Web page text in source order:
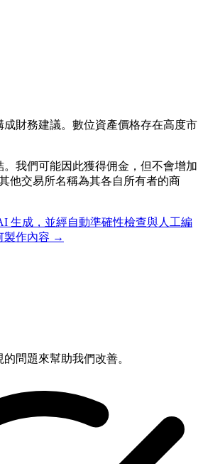
財務建議。數位資產價格存在高度市
我們可能因此獲得佣金，但不會增加
他交易所名稱為其各自所有者的商
生成，並經自動準確性檢查與人工編
製作內容 →
問題來幫助我們改善。